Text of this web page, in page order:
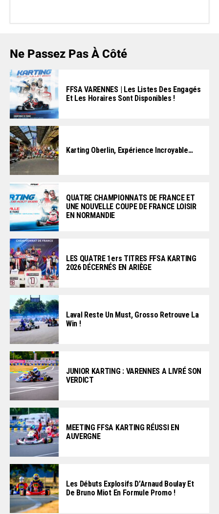
Ne Passez Pas À Côté
FFSA VARENNES | Les Listes Des Engagés
Et Les Horaires Sont Disponibles !
Karting Oberlin, Expérience Incroyable…
QUATRE CHAMPIONNATS DE FRANCE ET
UNE NOUVELLE COUPE DE FRANCE LOISIR
EN NORMANDIE
LES QUATRE 1ers TITRES FFSA KARTING
2026 DÉCERNÉS EN ARIÈGE
Laval Reste Un Must, Grosso Retrouve La
Win !
JUNIOR KARTING : VARENNES A LIVRÉ SON
VERDICT
MEETING FFSA KARTING RÉUSSI EN
AUVERGNE
Les Débuts Explosifs D’Arnaud Boulay Et
De Bruno Miot En Formule Promo !